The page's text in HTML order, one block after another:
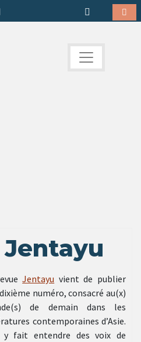
Jentayu vient de publier
numéro, consacré au(x)
de demain dans les
contemporaines d’Asie.
y fait entendre des voix de